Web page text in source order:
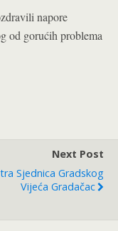
napore
od gorućih problema
Next Post
Sjednica Gradskog
Vijeća Gradačac